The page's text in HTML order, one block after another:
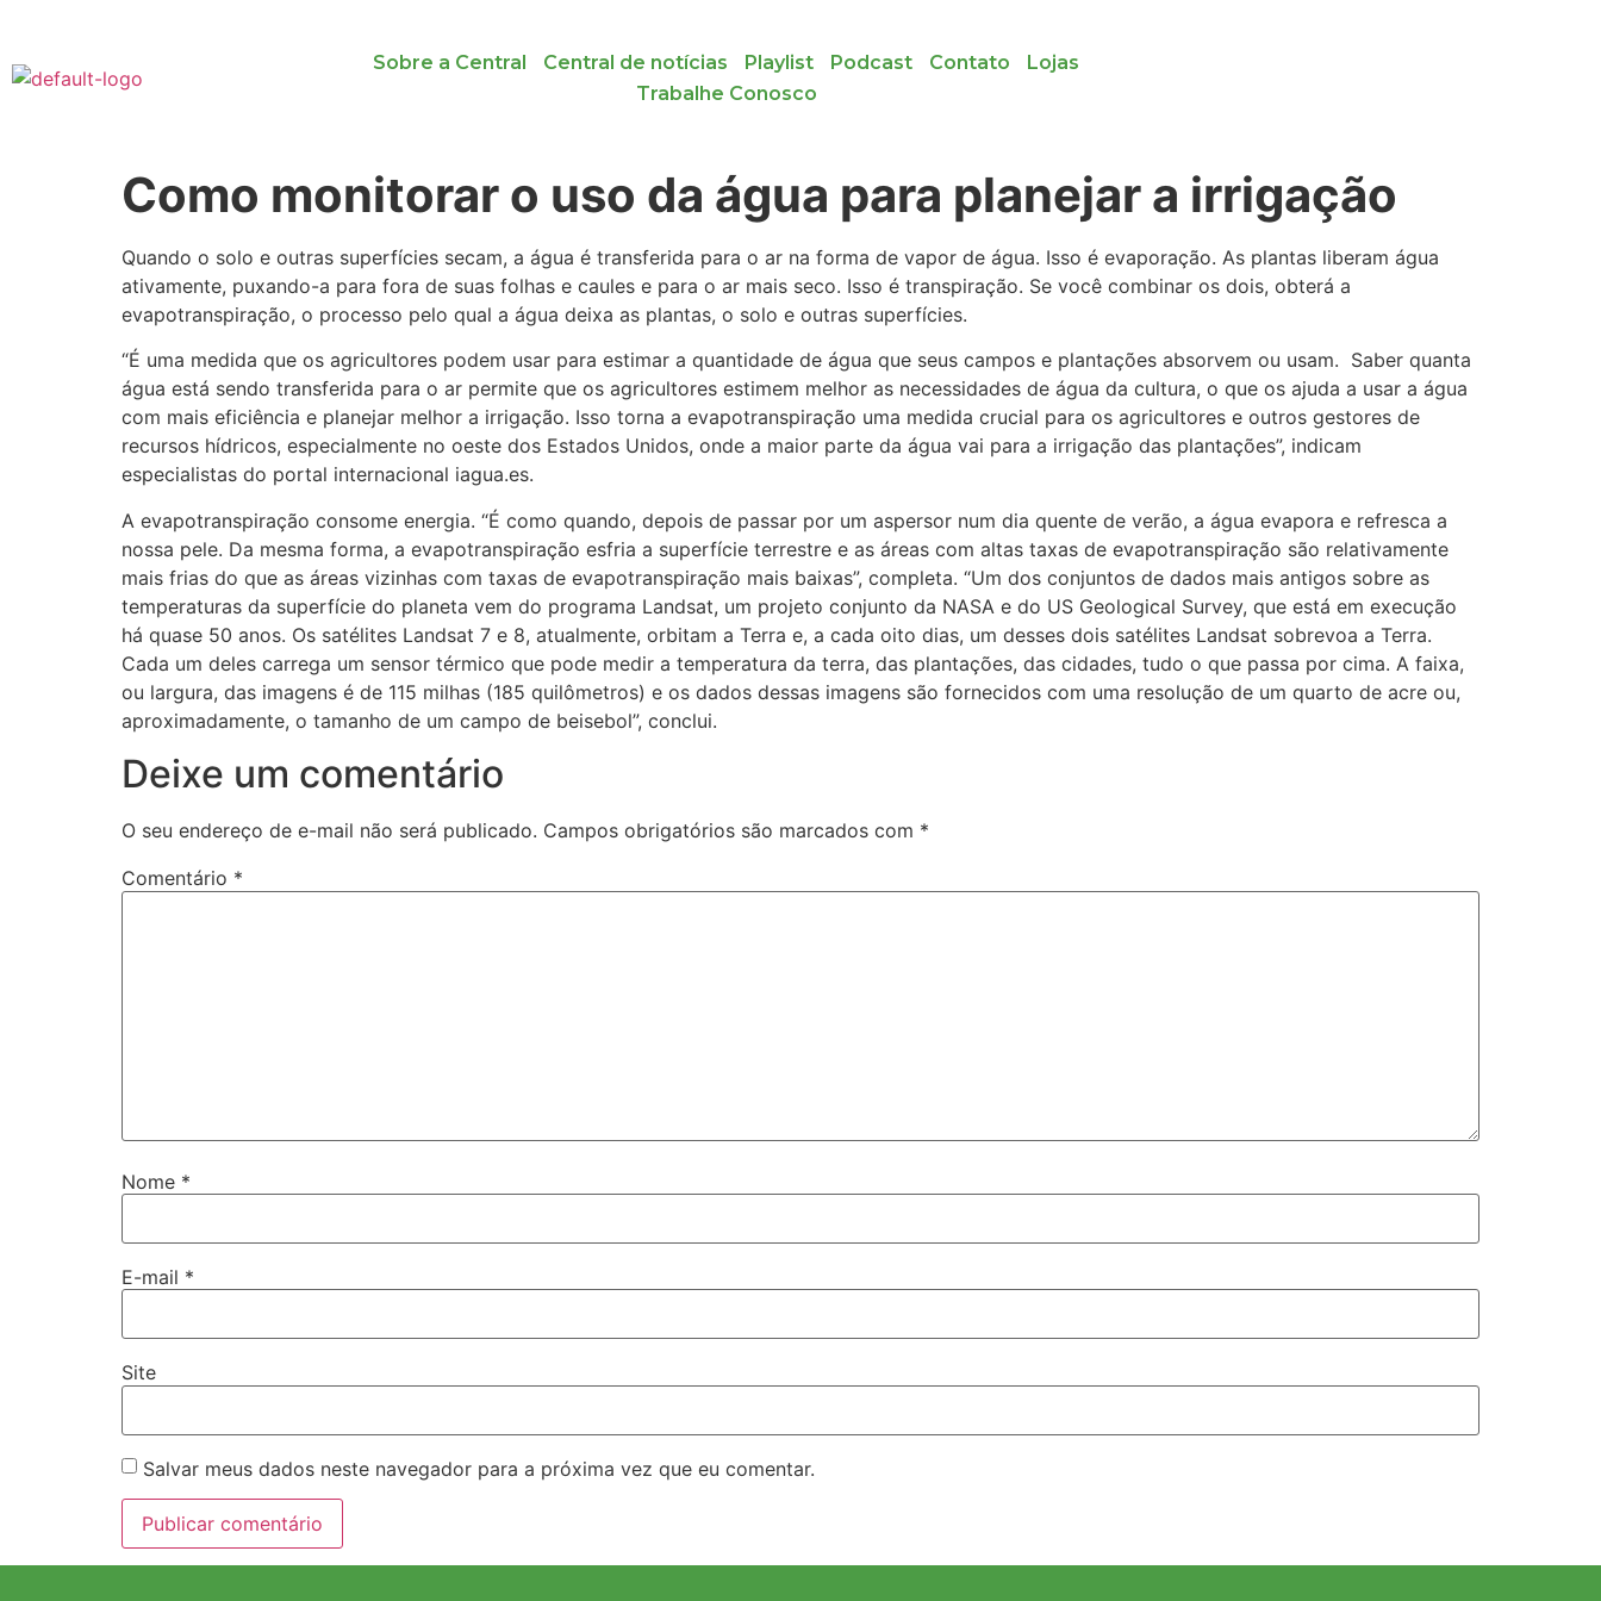
Sobre a Central Central de notícias Playlist Podcast Contato
Lojas
Trabalhe Conosco
Como monitorar o uso da água para planejar a irrigação
Quando o solo e outras superfícies secam, a água é transferida para o ar na forma de vapor de água. Isso é evaporação. As plantas liberam água
ativamente, puxando-a para fora de suas folhas e caules e para o ar mais seco. Isso é transpiração. Se você combinar os dois, obterá a
evapotranspiração, o processo pelo qual a água deixa as plantas, o solo e outras superfícies.
“É uma medida que os agricultores podem usar para estimar a quantidade de água que seus campos e plantações absorvem ou usam. Saber quanta
água está sendo transferida para o ar permite que os agricultores estimem melhor as necessidades de água da cultura, o que os ajuda a usar a água
com mais eficiência e planejar melhor a irrigação. Isso torna a evapotranspiração uma medida crucial para os agricultores e outros gestores de
recursos hídricos, especialmente no oeste dos Estados Unidos, onde a maior parte da água vai para a irrigação das plantações”, indicam
especialistas do portal internacional iagua.es.
A evapotranspiração consome energia. “É como quando, depois de passar por um aspersor num dia quente de verão, a água evapora e refresca a
nossa pele. Da mesma forma, a evapotranspiração esfria a superfície terrestre e as áreas com altas taxas de evapotranspiração são relativamente
mais frias do que as áreas vizinhas com taxas de evapotranspiração mais baixas”, completa. “Um dos conjuntos de dados mais antigos sobre as
temperaturas da superfície do planeta vem do programa Landsat, um projeto conjunto da NASA e do US Geological Survey, que está em execução
há quase 50 anos. Os satélites Landsat 7 e 8, atualmente, orbitam a Terra e, a cada oito dias, um desses dois satélites Landsat sobrevoa a Terra.
Cada um deles carrega um sensor térmico que pode medir a temperatura da terra, das plantações, das cidades, tudo o que passa por cima. A faixa,
ou largura, das imagens é de 115 milhas (185 quilômetros) e os dados dessas imagens são fornecidos com uma resolução de um quarto de acre ou,
aproximadamente, o tamanho de um campo de beisebol”, conclui.
Deixe um comentário
O seu endereço de e-mail não será publicado. Campos obrigatórios são marcados com *
Comentário *
Nome *
E-mail *
Site
Salvar meus dados neste navegador para a próxima vez que eu comentar.